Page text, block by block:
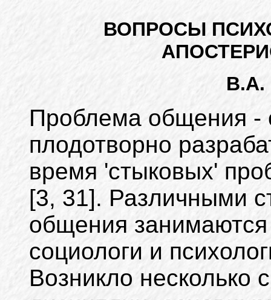
ВОПРОСЫ
В.А.
Проблема общения -
плодотворно
время 'стыковых'
[3, 31]. Различными
общения
социологи и
Возникло несколько